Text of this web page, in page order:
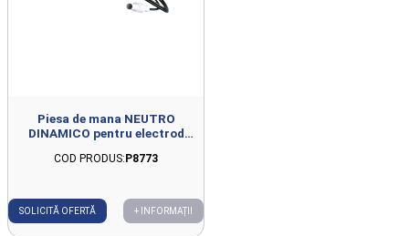
Piesa de mana NEUTRO
DINAMICO pentru electrod
FISIOWARM 7.0
COD PRODUS: P8773
SOLICITĂ OFERTĂ + INFORMAȚII